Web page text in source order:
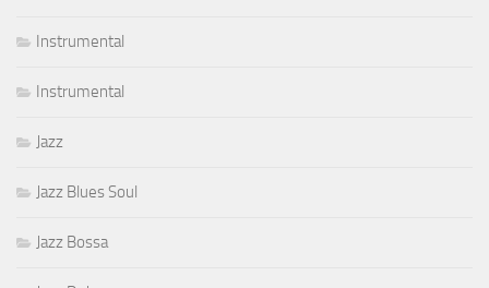
Instrumental
Instrumental
Jazz
Jazz Blues Soul
Jazz Bossa